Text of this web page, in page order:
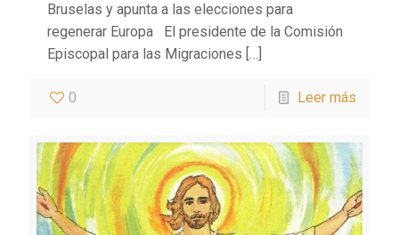
Bruselas y apunta a las elecciones para
regenerar Europa El presidente de la Comisión
Episcopal para las Migraciones […]
0 Leer más